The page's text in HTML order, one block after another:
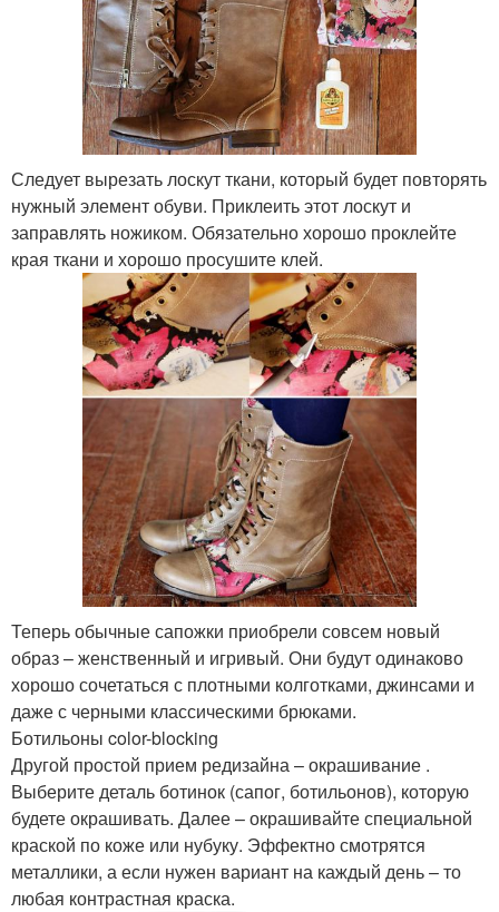
Следует вырезать лоскут ткани, который будет повторять
нужный элемент обуви. Приклеить этот лоскут и
заправлять ножиком. Обязательно хорошо проклейте
края ткани и хорошо просушите клей.
Теперь обычные сапожки приобрели совсем новый
образ – женственный и игривый. Они будут одинаково
хорошо сочетаться с плотными колготками, джинсами и
даже с черными классическими брюками.
Ботильоны color-blocking
Другой простой прием редизайна – окрашивание .
Выберите деталь ботинок (сапог, ботильонов), которую
будете окрашивать. Далее – окрашивайте специальной
краской по коже или нубуку. Эффектно смотрятся
металлики, а если нужен вариант на каждый день – то
любая контрастная краска.